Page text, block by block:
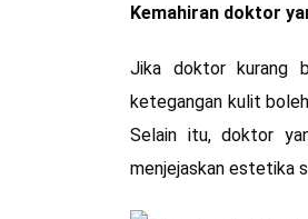
Kemahiran doktor
Jika doktor kurang
ketegangan kulit
Selain itu, doktor
menjejaskan estetika